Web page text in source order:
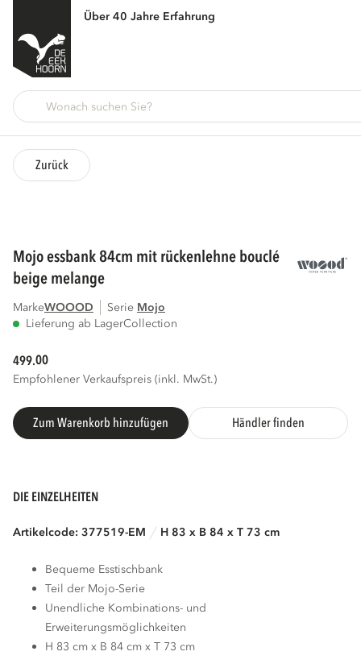
Über 40 Jahre Erfahrung
Zurück
mojo essbank 84cm mit rückenlehne bouclé
beige melange
MarkeWOOOD Serie
mojo
Lieferung ab LagerCollection
499.00
Empfohlener Verkaufspreis (inkl. MwSt.)
Zum Warenkorb hinzufügen Händler finden
DIE EINZELHEITEN
Artikelcode: 377519-EM H 83 x B 84 x T 73 cm
Bequeme Esstischbank
Teil der Mojo-Serie
Unendliche Kombinations- und
Erweiterungsmöglichkeiten
H 83 cm x B 84 cm x T 73 cm